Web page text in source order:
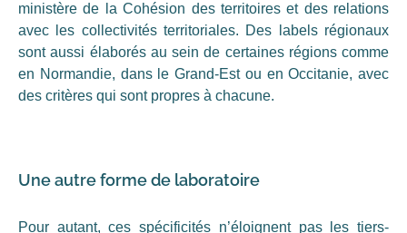
ministère de la Cohésion des territoires et des relations
avec les collectivités territoriales. Des labels régionaux
sont aussi élaborés au sein de certaines régions comme
en Normandie, dans le Grand-Est ou en Occitanie, avec
des critères qui sont propres à chacune.
Une autre forme de laboratoire
Pour autant, ces spécificités n’éloignent pas les tiers-